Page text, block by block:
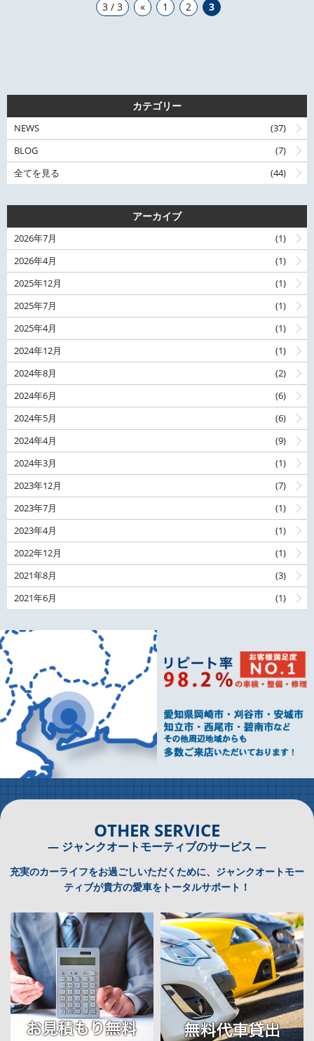
3 / 3 « 1 2 3
カテゴリー
NEWS
(37)
BLOG
(7)
全てを見る
(44)
アーカイブ
2026年7月
(1)
2026年4月
(1)
2025年12月
(1)
2025年7月
(1)
2025年4月
(1)
2024年12月
(1)
2024年8月
(2)
2024年6月
(6)
2024年5月
(6)
2024年4月
(9)
2024年3月
(1)
2023年12月
(7)
2023年7月
(1)
2023年4月
(1)
2022年12月
(1)
2021年8月
(3)
2021年6月
(1)
OTHER SERVICE
― ジャンクオートモーティブのサービス ―
充実のカーライフをお過ごしいただくために、ジャンクオートモー
ティブが貴方の愛車をトータルサポート！